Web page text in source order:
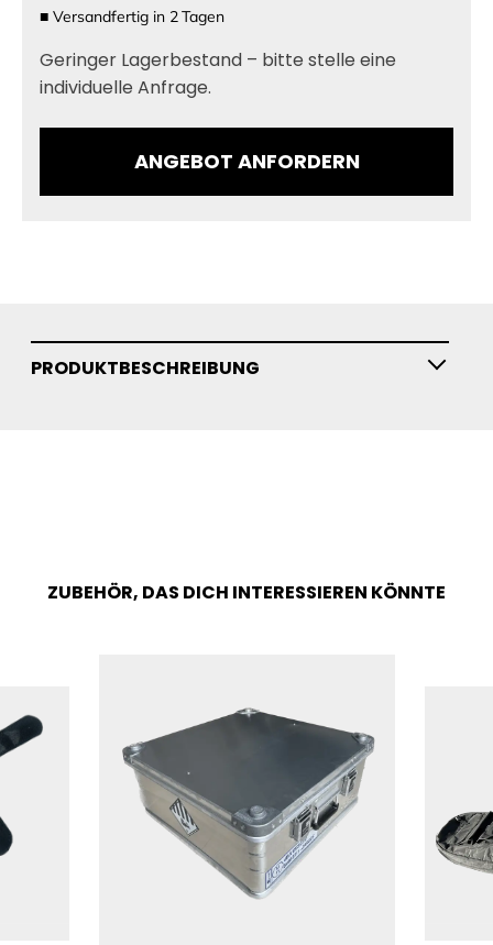
■ Versandfertig in 2Tagen
Geringer Lagerbestand – bitte stelle eine
individuelle Anfrage.
ANGEBOT ANFORDERN
PRODUKTBESCHREIBUNG
ZUBEHÖR, DAS DICH INTERESSIEREN KÖNNTE